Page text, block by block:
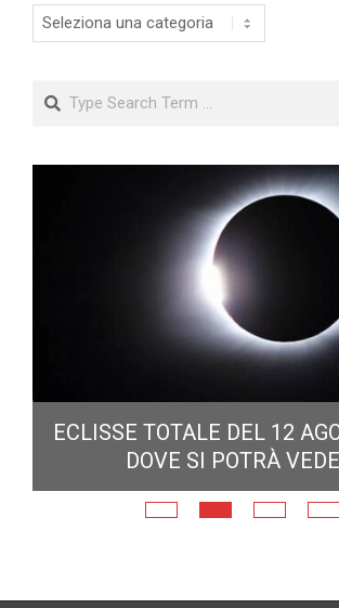
Categorie
Search
ECLISSE TOTALE DEL 12
DOVE SI POTRÀ